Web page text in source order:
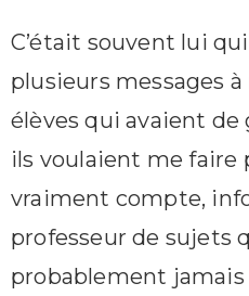
C’était souvent lui
plusieurs messages à
élèves qui avaient
ils voulaient me faire
vraiment compte,
professeur de sujets
probablement jamais